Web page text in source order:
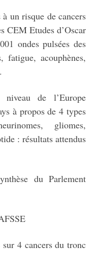
un risque de cancers
CEM Etudes d’Oscar
ondes pulsées des
fatigue, acouphènes,
de l’Europe
à propos de 4 types
gliomes,
: résultats attendus
du Parlement
4 cancers du tronc